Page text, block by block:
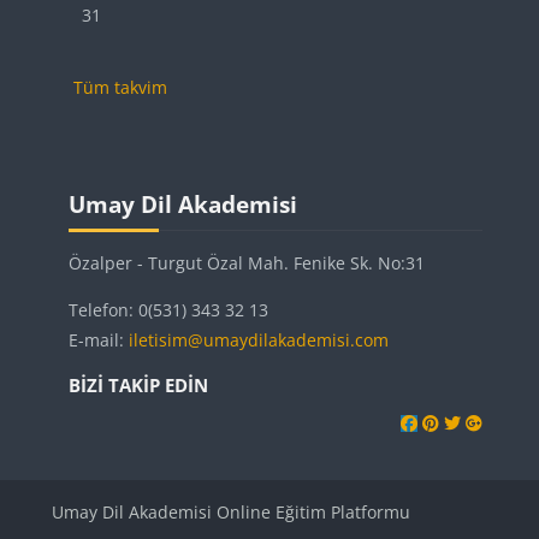
Etkinlik yok, Pazartesi, 31 Ağustos
31
Tüm takvim
Bloklar
Umay Dil Akademisi
Özalper - Turgut Özal Mah. Fenike Sk. No:31
Telefon: 0(531) 343 32 13
E-mail: iletisim@umaydilakademisi.com
BIZI TAKIP EDIN
Umay Dil Akademisi Online Eğitim Platformu